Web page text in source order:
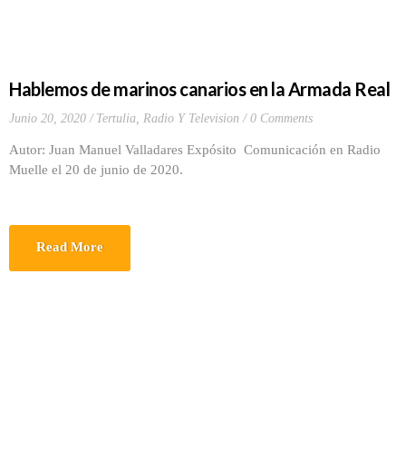
Hablemos de marinos canarios en la Armada Real
Junio 20, 2020 Tertulia, Radio Y Television 0 Comments
Autor: Juan Manuel Valladares Expósito Comunicación en Radio
Muelle el 20 de junio de 2020.
Read More